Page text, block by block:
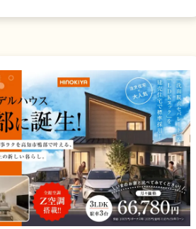
家住宅の全館空調システ
桧家住宅は全館空調シェア
第一人者です。 電気代
空調をつけっ
にしたら電気代は高いでし
ます。 しかしZ空調は
安いんです！ その秘密
住宅の高気密・高断熱の構
す。 簡単に言えば、
たる所で熱が伝わりづら
間が少ないように工夫を凝